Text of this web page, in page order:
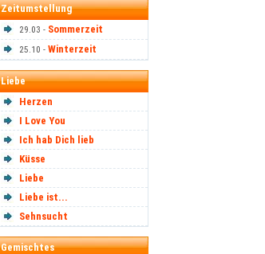
Zeitumstellung
29.03 - Sommerzeit
25.10 - Winterzeit
Liebe
Herzen
I Love You
Ich hab Dich lieb
Küsse
Liebe
Liebe ist...
Sehnsucht
Gemischtes